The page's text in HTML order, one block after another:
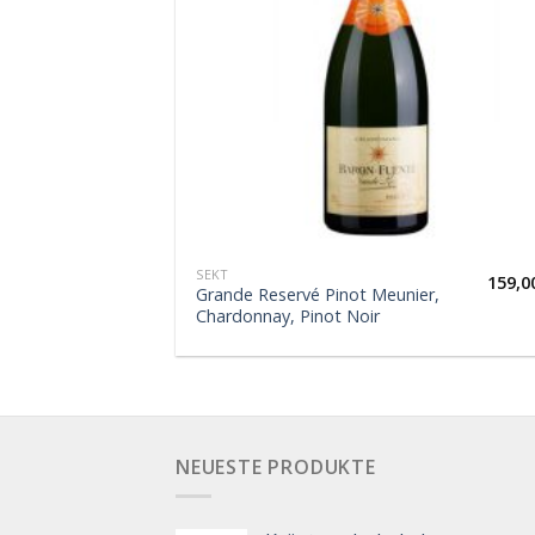
SEKT
Grande Reservé Pinot Meunier,
Chardonnay, Pinot Noir
NEUESTE PRODUKTE